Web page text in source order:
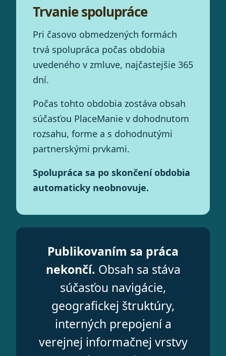
Trvanie spolupráce
Pri časovo obmedzených formách
trvá spolupráca počas obdobia
uvedeného v zmluve, najčastejšie 365
dní.
Počas tohto obdobia zostáva obsah
súčasťou PlaceManie v dohodnutom
rozsahu, forme a s dohodnutými
partnerskými prvkami.
Spolupráca sa po skončení obdobia
automaticky neobnovuje.
Publikovaním sa práca
nekončí. Obsah sa stáva
súčasťou navigácie,
geografickej štruktúry,
interných prepojení a
verejnej informačnej vrstvy